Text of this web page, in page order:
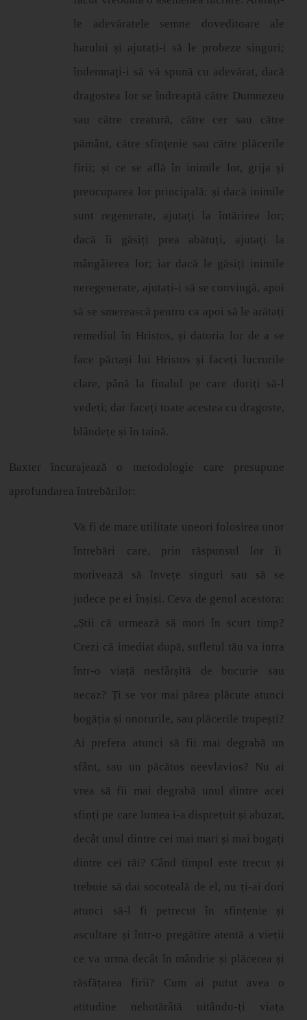
le adevăratele semne doveditoare ale
harului și ajutați-i să
le probeze singuri;
îndemnaţi-i să vă spună cu adevărat, dacă
dragostea lor se îndreaptă către Dumnezeu
sau către creatură, către cer sau către
pământ, către sfinţenie sau către plăcerile
firii; și ce se află în inimile lor, grija și
preocuparea lor principală : și dac ă inimile
sunt regenerate, ajutați la întărirea lor;
dacă îi găsiți prea abătuți, ajutați la
mângâ ierea lor; iar dacă le găsiți inimile
neregenerate, ajutați-i să se convingă, apoi
să se smerească pentru ca apoi să le arătați
remediul în Hristos, și datoria lor de a se
face părtași lui Hristos și faceți lucrurile
clare, până la finalul pe care doriți să-l
vedeți; dar faceți toate acestea cu dragoste,
blândețe și în taină .
Baxter încurajează o metodologie care presupune
aprofundarea întrebărilor:
Va fi de mare utilitate uneori folosirea unor
întrebări care, prin răspunsul lor îi
motivează să învețe singuri sau să
se
judece pe ei înșiși. Ceva de genul acestora:
„Știi că urmează să mori în scurt timp?
Crezi că imediat după, sufletul tău va intra
într-o viață nesfârșită
de bucurie sau
necaz? Ți se vor mai părea plăcute atunci
bogăția și onorurile, sau plăcerile trupești?
Ai prefera atunci să fii mai degrabă
un
sfânt, sau un păcătos neevlavios? Nu ai
vrea să fii mai degrabă
unul dintre acei
sfinți pe care lumea i-a disprețuit și abuzat,
decât unul dintre cei mai mari și mai bogați
dintre cei ră i? Când timpul este trecut și
trebuie să dai socoteală de el, nu ți-ai dori
atunci să-l fi petrecut în sfințenie și
ascultare și într-o pregătire atentă a vieții
ce va urma decât în mândrie și plăcerea și
răsfățarea firii? Cum ai putut avea o
atitudine nehotărâtă uitându-ți viața